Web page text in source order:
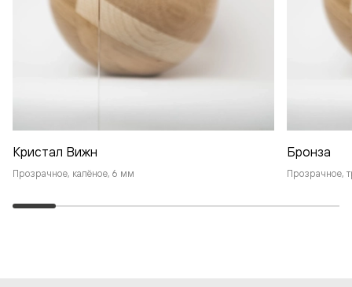
Кристал Вижн
Прозрачное, калёное, 6 мм
Бронза
Прозрачное,